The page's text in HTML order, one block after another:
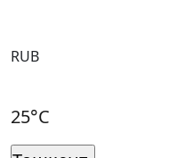
RUB
25°C